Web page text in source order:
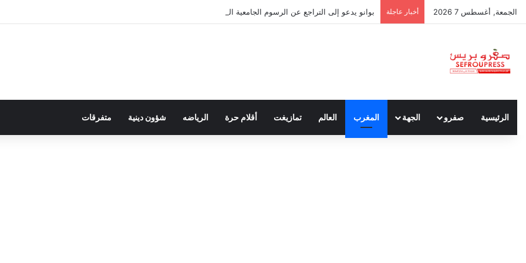
الجمعة, أغسطس 7 2026 أخبار عاجلة بوانو يدعو إلى التراجع عن الرسوم الجامعية الخاصة بالأجراء
الرئيسية صفرو الجهة المغرب العالم تمازيغت أقلام حرة الرياضه شؤون دينية متفرقات